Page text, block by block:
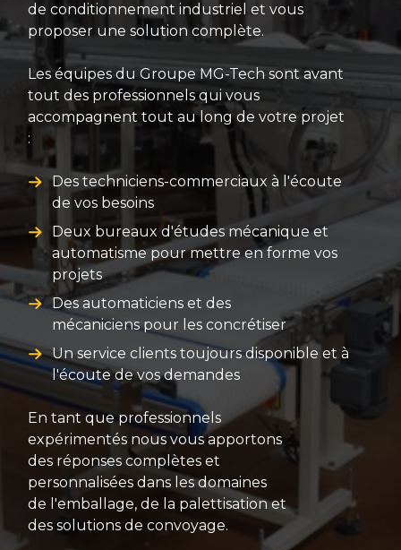
de conditionnement industriel et vous
proposer une solution complète.
Les équipes du Groupe MG-Tech sont avant
tout des professionnels qui vous
accompagnent tout au long de votre projet
:
Des techniciens-commerciaux à l'écoute
de vos besoins
Deux bureaux d'études mécanique et
automatisme pour mettre en forme vos
projets
Des automaticiens et des
mécaniciens pour les concrétiser
Un service clients toujours disponible et à
l'écoute de vos demandes
En tant que professionnels
expérimentés nous vous apportons
des réponses complètes et
personnalisées dans les domaines
de l'emballage, de la palettisation et
des solutions de convoyage.